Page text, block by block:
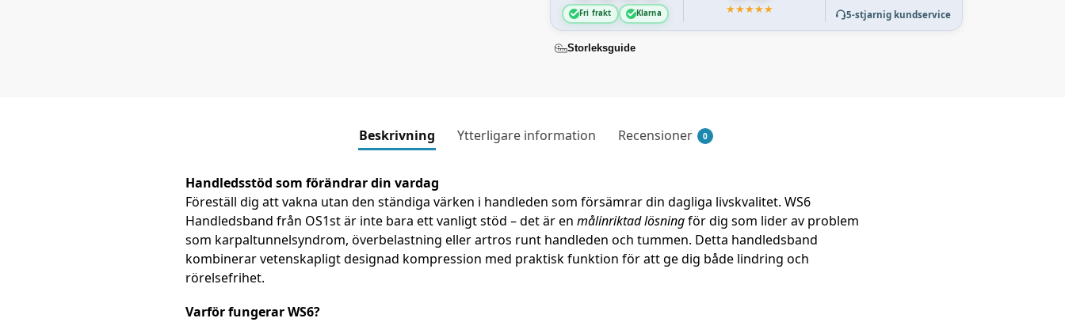
Fri frakt Klarna ★★★★★
5-stjarnig kundservice
Storleksguide
Beskrivning Ytterligare information Recensioner 0
Handledsstöd som förändrar din vardag
Föreställ dig att vakna utan den ständiga värken i handleden som försämrar din dagliga livskvalitet. WS6
Handledsband från OS1st är inte bara ett vanligt stöd – det är en målinriktad lösningför dig som lider av problem
som karpaltunnelsyndrom, överbelastning eller artros runt handleden och tummen. Detta handledsband
kombinerar vetenskapligt designad kompression med praktisk funktion för att ge dig både lindring och
rörelsefrihet.
Varför fungerar WS6?